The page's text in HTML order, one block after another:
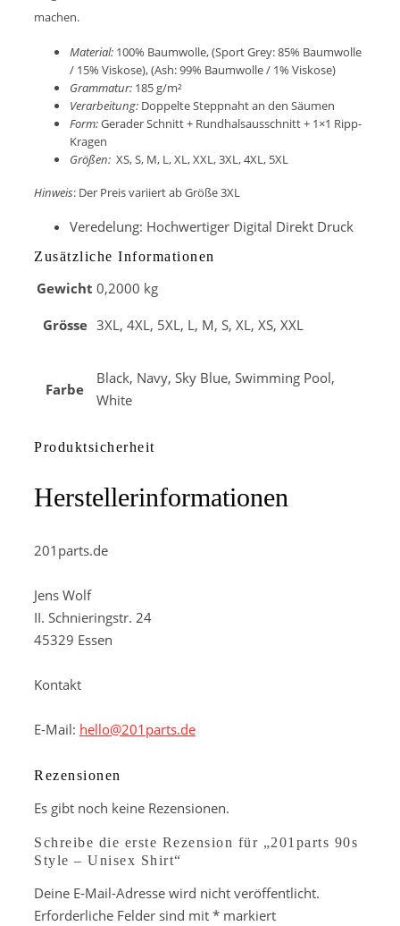
machen.
Material: 100% Baumwolle, (Sport Grey: 85% Baumwolle
/ 15% Viskose), (Ash: 99% Baumwolle / 1% Viskose)
Grammatur: 185 g/m²
Verarbeitung: Doppelte Steppnaht an den Säumen
Form:Gerader Schnitt + Rundhalsausschnitt + 1×1 Ripp-
Kragen
Größen: XS, S, M, L, XL, XXL, 3XL, 4XL, 5XL
Hinweis: Der Preis variiert ab Größe 3XL
Veredelung: Hochwertiger Digital Direkt Druck
Zusätzliche Informationen
Gewicht 0,2000 kg
Grösse 3XL, 4XL, 5XL, L, M, S, XL, XS, XXL
Farbe
Black, Navy, Sky Blue, Swimming Pool,
White
Produktsicherheit
Herstellerinformationen
201parts.de
Jens Wolf
II. Schnieringstr. 24
45329 Essen
Kontakt
E-Mail: hello@201parts.de
Rezensionen
Es gibt noch keine Rezensionen.
Schreibe die erste Rezension für „201parts 90s
Style – Unisex Shirt“
Deine E-Mail-Adresse wird nicht veröffentlicht.
Erforderliche Felder sind mit * markiert